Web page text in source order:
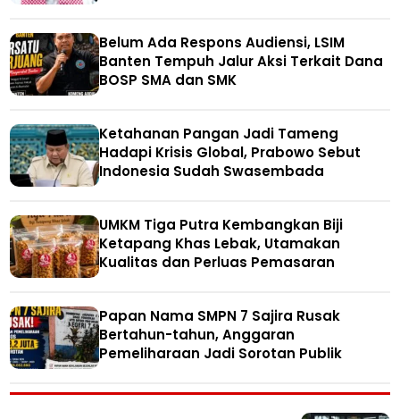
Belum Ada Respons Audiensi, LSIM
Banten Tempuh Jalur Aksi Terkait Dana
BOSP SMA dan SMK
Ketahanan Pangan Jadi Tameng
Hadapi Krisis Global, Prabowo Sebut
Indonesia Sudah Swasembada
UMKM Tiga Putra Kembangkan Biji
Ketapang Khas Lebak, Utamakan
Kualitas dan Perluas Pemasaran
Papan Nama SMPN 7 Sajira Rusak
Bertahun-tahun, Anggaran
Pemeliharaan Jadi Sorotan Publik